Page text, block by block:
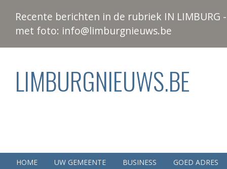
Recente berichten in de rubriek IN
met foto: info@limburgnieuws.be
LIMBURGNIEUWS.BE
HOME UW GEMEENTE BUSINESS
GOED ADRES